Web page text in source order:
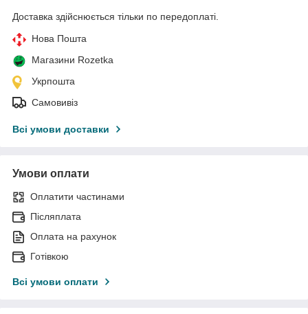
Доставка здійснюється тільки по передоплаті.
Нова Пошта
Магазини Rozetka
Укрпошта
Самовивіз
Всі умови доставки
Умови оплати
Оплатити частинами
Післяплата
Оплата на рахунок
Готівкою
Всі умови оплати